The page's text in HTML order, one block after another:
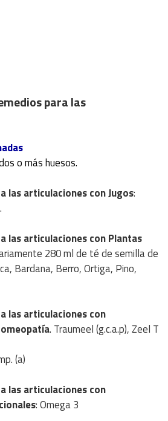
para las
o más huesos.
las articulaciones conJugos:
las articulaciones conPlantas
280 ml de té de semilla de
Bardana, Berro, Ortiga, Pino,
las articulaciones con
. Traumeel (g.c.a.p), Zeel T
(a)
las articulaciones con
: Omega 3